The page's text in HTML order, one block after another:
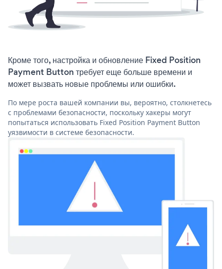
Кроме того, настройка и обновление Fixed Position
Payment Button требует еще больше времени и
может вызвать новые проблемы или ошибки.
По мере роста вашей компании вы, вероятно, столкнетесь
с проблемами безопасности, поскольку хакеры могут
попытаться использовать Fixed Position Payment Button
уязвимости в системе безопасности.